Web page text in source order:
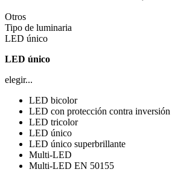
Otros
Tipo de luminaria
LED único
LED único
elegir...
LED bicolor
LED con protección contra inversión
LED tricolor
LED único
LED único superbrillante
Multi-LED
Multi-LED EN 50155